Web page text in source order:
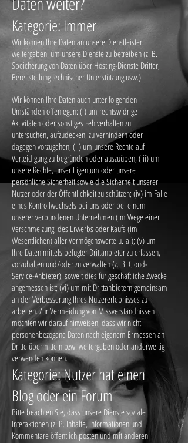
Kategorie: Immer
Wir können Ihre Daten an unsere Dienstleister
weitergeben, um unsere Dienste zu betreiben (z. B.
Speicherung von Daten über Hosting-Dienste Dritter,
Bereitstellung technischer Unterstützung usw.).
Wir können Ihre Daten auch unter folgenden
Umständen offenlegen: (i) um rechtswidrige
Aktivitäten oder sonstiges Fehlverhalten zu
untersuchen, aufzudecken, zu verhindern oder
dagegen vorzugehen; (ii) um unsere Rechte auf
Verteidigung zu begründen oder auszuüben; (iii) um
unsere Rechte, unser Eigentum oder unsere
persönliche Sicherheit sowie die Sicherheit unserer
Nutzer oder der Öffentlichkeit zu schützen; (iv) im Falle
eines Kontrollwechsels bei uns oder bei einem
unserer verbundenen Unternehmen (im Wege einer
Verschmelzung, des Erwerbs oder Kaufs (im
Wesentlichen) aller Vermögenswerte u. a.); (v) um
Ihre Daten mittels befugter Drittanbieter zu erfassen,
vorzuhalten und/oder zu verwalten (z. B. Cloud-
Service-Anbieter), soweit dies für geschäftliche Zwecke
angemessen ist; (vi) um mit Drittanbietern gemeinsam
an der Verbesserung Ihres Nutzererlebnisses zu
arbeiten. Zur Vermeidung von Missverständnissen
möchten wir darauf hinweisen, dass wir nicht
personenbezogene Daten nach eigenem Ermessen an
Dritte übermitteln bzw. weitergeben oder anderweitig
verwenden können.
Kategorie: Nutzer hat einen
Blog oder ein Forum
Bitte beachten Sie, dass unsere Dienste soziale
Interaktionen (z. B. Inhalte, Informationen und
Kommentare öffentlich posten und mit anderen